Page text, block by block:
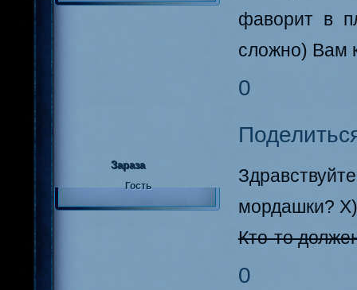
фаворит в
сложно) Вам
0
Зараза
Гость
мордашки? Х)
Кто-то
0